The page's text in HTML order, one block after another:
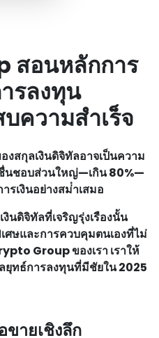
สอนหลักการ
รลงทุน
ความสําเร็จ
งสกุลเงินดิจิทัลอาจเป็นความ
นชอบส่วนใหญ่—เกิน 80%—
รเงินอย่างสม่ําเสมอ
นดิจิทัลที่เจริญรุ่งเรืองนั้น
ศษและการควบคุมตนเองที่ไม่
Group ของเรา เราให้
ทธ์การลงทุนที่มีชัยใน 2025
ขายเชิงลึก